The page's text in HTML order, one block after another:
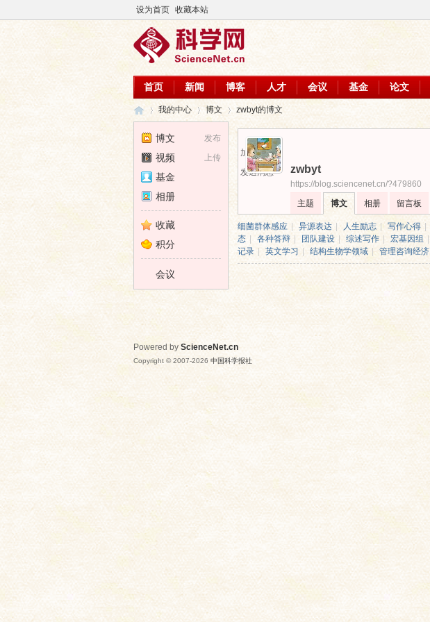
设为首页 收藏本站
首页 新闻 博客 人才 会议 基金 论文
学
›
我的中心 博文 zwbyt的博文
加为好友
发送消息
zwbyt
https://blog.sciencenet.cn/?479860
主题
博文 相册 留言板
细菌群体感应 异源表达 人生励志 写作心得
态
各种答辩 团队建设 | 综述写作 宏基因组
记录
英文学习 结构生物学领域 管理咨询经济
发布
博文
上传
视频
基金
相册
收藏
积分
会议
Powered by ScienceNet.cn
Copyright © 2007-2026 中国科学报社